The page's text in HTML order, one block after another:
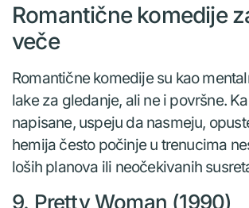
Romantične komedije
veče
Romantične komedije su kao
lake za gledanje, ali ne i površne.
napisane, uspeju da nasmeju,
hemija često počinje u trenucima
loših planova ili neočekivanih
9. Pretty Woman (1990)